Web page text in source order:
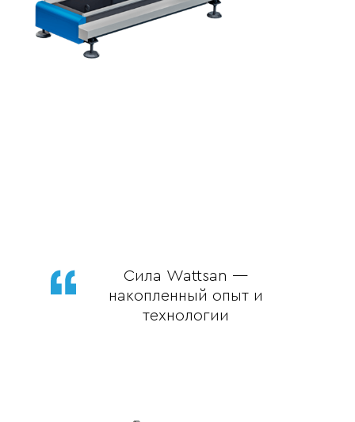
Сила Wattsan —
накопленный опыт и
технологии